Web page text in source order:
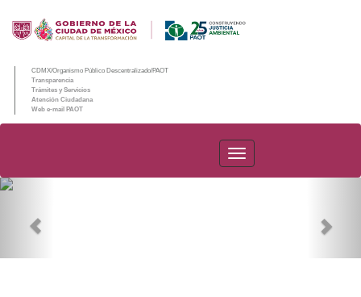
CDMX/Organismo Público Descentralizado/PAOT
Transparencia
Trámites y Servicios
Atención Ciudadana
Web e-mail PAOT
PAOT